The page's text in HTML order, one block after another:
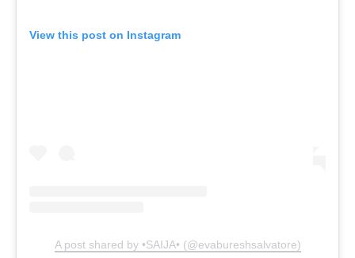
View this post on Instagram
A post shared by •SAIJA• (@evabureshsalvatore)